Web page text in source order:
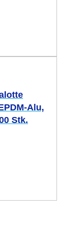
Alu,
Stk.